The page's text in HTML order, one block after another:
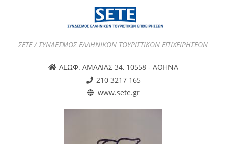
ΣΕΤΕ / ΣΥΝΔΕΣΜΟΣ ΕΛΛΗΝΙΚΩΝ ΤΟΥΡΙΣΤΙΚΩΝ ΕΠΙΧΕΙΡΗΣΕΩΝ
ΛΕΩΦ. ΑΜΑΛΙΑΣ 34, 10558 - ΑΘΗΝΑ
210 3217 165
www.sete.gr